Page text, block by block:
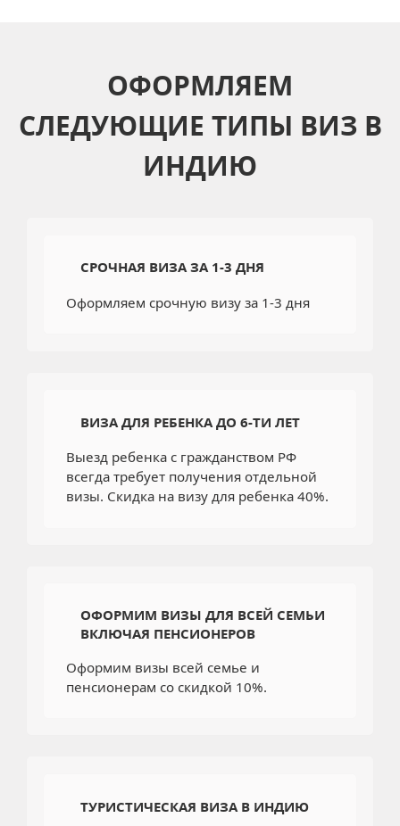
ОФОРМЛЯЕМ
СЛЕДУЮЩИЕ ТИПЫ ВИЗ В
ИНДИЮ
СРОЧНАЯ ВИЗА ЗА 1-3 ДНЯ
Оформляем срочную визу за 1-3 дня
ВИЗА ДЛЯ РЕБЕНКА ДО 6-ТИ ЛЕТ
Выезд ребенка с гражданством РФ
всегда требует получения отдельной
визы. Скидка на визу для ребенка 40%.
ОФОРМИМ ВИЗЫ ДЛЯ ВСЕЙ СЕМЬИ
ВКЛЮЧАЯ ПЕНСИОНЕРОВ
Оформим визы всей семье и
пенсионерам со скидкой 10%.
ТУРИСТИЧЕСКАЯ ВИЗА В ИНДИЮ